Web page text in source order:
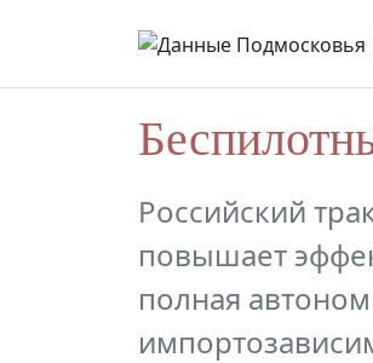
Российский
повышает
полная